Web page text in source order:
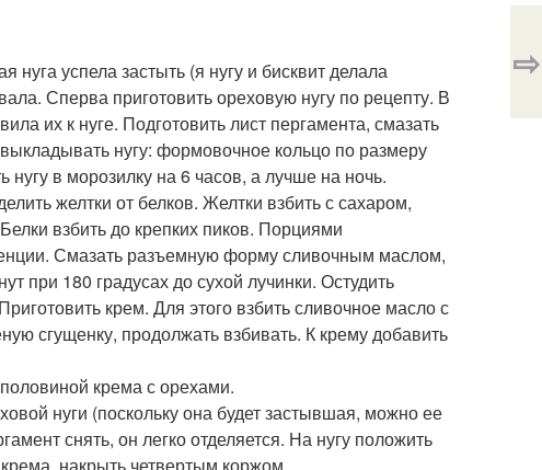
успела застыть (я нугу и бисквит делала
Сперва приготовить ореховую нугу по рецепту. В
их к нуге. Подготовить лист пергамента, смазать
нугу: формовочное кольцо по размеру
в морозилку на 6 часов, а лучше на ночь.
желтки от белков. Желтки взбить с сахаром,
взбить до крепких пиков. Порциями
Смазать разъемную форму сливочным маслом,
при 180 градусах до сухой лучинки. Остудить
крем. Для этого взбить сливочное масло с
сгущенку, продолжать взбивать. К крему добавить
крема с орехами.
нуги (поскольку она будет застывшая, можно ее
снять, он легко отделяется. На нугу положить
⇨